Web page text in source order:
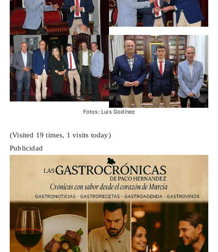
Fotos: Luis Godínez
(Visited 19 times, 1 visits today)
Publicidad